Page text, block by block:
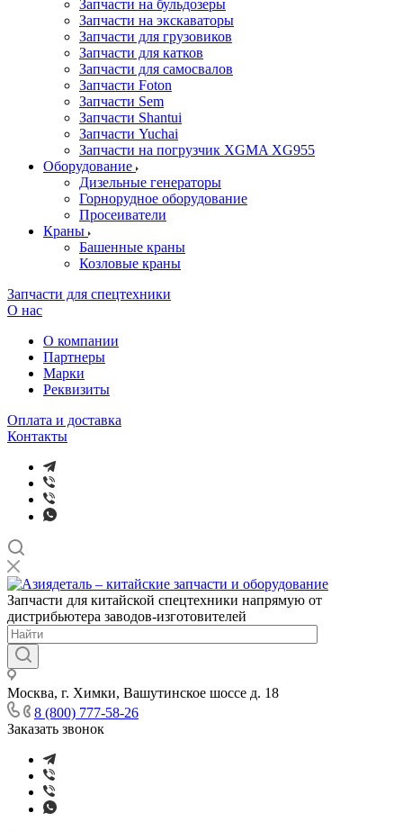
Запчасти на бульдозеры
Запчасти на экскаваторы
Запчасти для грузовиков
Запчасти для катков
Запчасти для самосвалов
Запчасти Foton
Запчасти Sem
Запчасти Shantui
Запчасти Yuchai
Запчасти на погрузчик XGMA XG955
Оборудование
Дизельные генераторы
Горнорудное оборудование
Просеиватели
Краны
Башенные краны
Козловые краны
Запчасти для спецтехники
О нас
О компании
Партнеры
Марки
Реквизиты
Оплата и доставка
Контакты
Запчасти для китайской спецтехники напрямую от
дистрибьютера заводов-изготовителей
Москва, г. Химки, Вашутинское шоссе д. 18
8 (800) 777-58-26
Заказать звонок